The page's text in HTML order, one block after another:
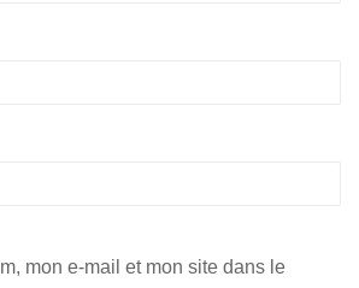
mon e-mail et mon site dans le